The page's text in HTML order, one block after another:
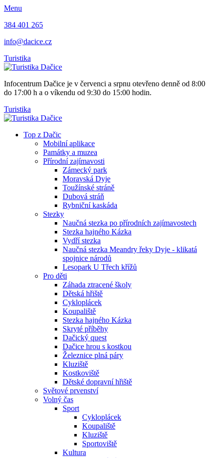
Menu
384 401 265
info@dacice.cz
Turistika
Infocentrum Dačice je v červenci a srpnu otevřeno denně od 8:00
do 17:00 h a o víkendu od 9:30 do 15:00 hodin.
Turistika
Top z Dačic
Mobilní aplikace
Památky a muzea
Přírodní zajímavosti
Zámecký park
Moravská Dyje
Toužínské stráně
Dubová stráň
Rybniční kaskáda
Stezky
Naučná stezka po přírodních zajímavostech
Stezka hajného Kázka
Vydří stezka
Naučná stezka Meandry řeky Dyje - klikatá
spojnice národů
Lesopark U Třech křížů
Pro děti
Záhada ztracené školy
Dětská hřiště
Cykloplácek
Koupaliště
Stezka hajného Kázka
Skryté příběhy
Dačický quest
Dačice hrou s kostkou
Železnice plná páry
Kluziště
Kostkoviště
Dětské dopravní hřiště
Světové prvenství
Volný čas
Sport
Cykloplácek
Koupaliště
Kluziště
Sportoviště
Kultura